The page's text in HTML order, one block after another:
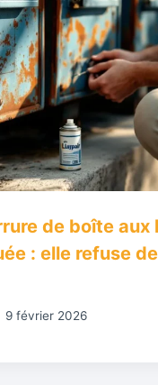
de boîte aux
: elle refuse
9 février 2026